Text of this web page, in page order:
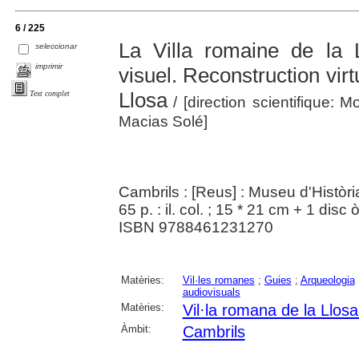
6 / 225
seleccionar
imprimir
Text complet
La Villa romaine de la
visuel. Reconstruction
Llosa/ [direction scientifique:
Macias Solé]
Cambrils : [Reus] : Museu
65 p. : il. col. ; 15 * 21 cm + 1 disc
ISBN 9788461231270
Matèries: Vil·les romanes ; Guies ; Arqueologia
audiovisuals
Matèries:
Vil·la romana de la
Àmbit: Cambrils